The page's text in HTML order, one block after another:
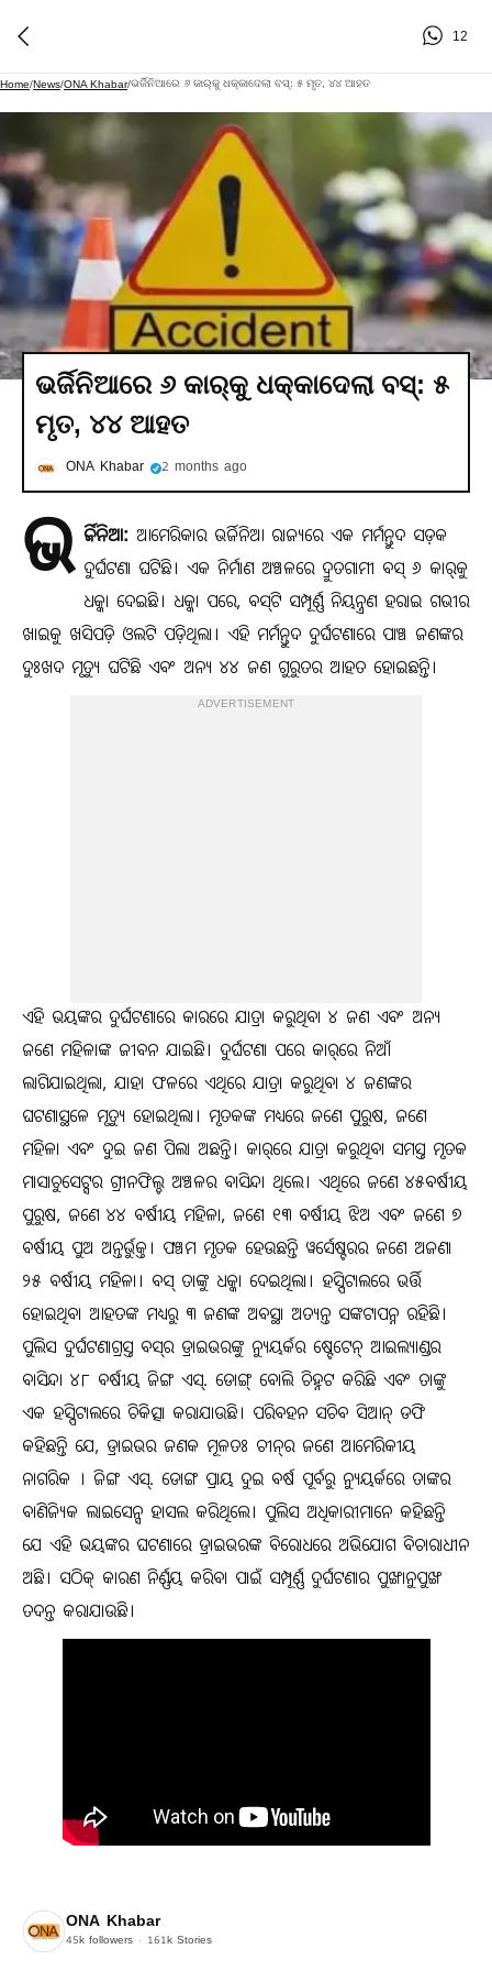
12
Home/News/ONA Khabar/ଭର୍ଜିନିଆରେ ୬ କାର୍‌କୁ ଧକ୍କାଦେଲା ବସ୍: ୫ ମୃତ, ୪୪ ଆହତ
ଭର୍ଜିନିଆରେ ୬ କାର୍‌କୁ ଧକ୍କାଦେଲା ବସ୍: ୫
ମୃତ, ୪୪ ଆହତ
ONA Khabar 2 months ago
ଭ ର୍ଜିନିଆ: ଆମେରିକାର ଭର୍ଜିନିଆ ରାଜ୍ୟରେ ଏକ ମର୍ମନ୍ତୁଦ ସଡ଼କ
ଦୁର୍ଘଟଣା ଘଟିଛି। ଏକ ନିର୍ମାଣ ଅଞ୍ଚଳରେ ଦ୍ରୁତଗାମୀ ବସ୍ ୬ କାର୍‌କୁ
ଧକ୍କା ଦେଇଛି। ଧକ୍କା ପରେ, ବସ୍‌ଟି ସମ୍ପୂର୍ଣ୍ଣ ନିୟନ୍ତ୍ରଣ ହରାଇ ଗଭୀର
ଖାଇକୁ ଖସିପଡ଼ି ଓଲଟି ପଡ଼ିଥିଲା। ଏହି ମର୍ମନ୍ତୁଦ ଦୁର୍ଘଟଣାରେ ପାଞ୍ଚ ଜଣଙ୍କର
ଦୁଃଖଦ ମୃତ୍ୟୁ ଘଟିଛି ଏବଂ ଅନ୍ୟ ୪୪ ଜଣ ଗୁରୁତର ଆହତ ହୋଇଛନ୍ତି।
ADVERTISEMENT
ଏହି ଭୟଙ୍କର ଦୁର୍ଘଟଣାରେ କାରରେ ଯାତ୍ରା କରୁଥିବା ୪ ଜଣ ଏବଂ ଅନ୍ୟ
ଜଣେ ମହିଳାଙ୍କ ଜୀବନ ଯାଇଛି। ଦୁର୍ଘଟଣା ପରେ କାର୍‌ରେ ନିଆଁ
ଲାଗିଯାଇଥିଲା, ଯାହା ଫଳରେ ଏଥିରେ ଯାତ୍ରା କରୁଥିବା ୪ ଜଣଙ୍କର
ଘଟଣାସ୍ଥଳେ ମୃତ୍ୟୁ ହୋଇଥିଲା। ମୃତକଙ୍କ ମଧ୍ୟରେ ଜଣେ ପୁରୁଷ, ଜଣେ
ମହିଳା ଏବଂ ଦୁଇ ଜଣ ପିଲା ଅଛନ୍ତି। କାର୍‌ରେ ଯାତ୍ରା କରୁଥିବା ସମସ୍ତ ମୃତକ
ମାସାଚୁସେଟ୍ସର ଗ୍ରୀନଫିଲ୍ଡ ଅଞ୍ଚଳର ବାସିନ୍ଦା ଥିଲେ। ଏଥିରେ ଜଣେ ୪୫ବର୍ଷୀୟ
ପୁରୁଷ, ଜଣେ ୪୪ ବର୍ଷୀୟ ମହିଳା, ଜଣେ ୧୩ ବର୍ଷୀୟ ଝିଅ ଏବଂ ଜଣେ ୭
ବର୍ଷୀୟ ପୁଅ ଅନ୍ତର୍ଭୁକ୍ତ। ପଞ୍ଚମ ମୃତକ ହେଉଛନ୍ତି ୱର୍ସେଷ୍ଟରର ଜଣେ ଅଜଣା
୨୫ ବର୍ଷୀୟ ମହିଳା। ବସ୍ ତାଙ୍କୁ ଧକ୍କା ଦେଇଥିଲା। ହସ୍ପିଟାଲରେ ଭର୍ତ୍ତି
ହୋଇଥିବା ଆହତଙ୍କ ମଧ୍ୟରୁ ୩ ଜଣଙ୍କ ଅବସ୍ଥା ଅତ୍ୟନ୍ତ ସଙ୍କଟାପନ୍ନ ରହିଛି।
ପୁଲିସ ଦୁର୍ଘଟଣାଗ୍ରସ୍ତ ବସ୍‌ର ଡ୍ରାଇଭରଙ୍କୁ ନ୍ୟୁୟର୍କର ଷ୍ଟେଟେନ୍ ଆଇଲ୍ୟାଣ୍ଡର
ବାସିନ୍ଦା ୪୮ ବର୍ଷୀୟ ଜିଙ୍ଗ ଏସ୍‌. ଡୋଙ୍ଗ୍ ବୋଲି ଚିହ୍ନଟ କରିଛି ଏବଂ ତାଙ୍କୁ
ଏକ ହସ୍ପିଟାଲରେ ଚିକିତ୍ସା କରାଯାଉଛି। ପରିବହନ ସଚିବ ସିଆନ୍‌ ଡଫି
କହିଛନ୍ତି ଯେ, ଡ୍ରାଇଭର ଜଣକ ମୂଳତଃ ଚୀନ୍‌ର ଜଣେ ଆମେରିକୀୟ
ନାଗରିକ । ଜିଙ୍ଗ ଏସ୍‌. ଡୋଙ୍ଗ ପ୍ରାୟ ଦୁଇ ବର୍ଷ ପୂର୍ବରୁ ନ୍ୟୁୟର୍କରେ ତାଙ୍କର
ବାଣିଜ୍ୟିକ ଲାଇସେନ୍ସ ହାସଲ କରିଥିଲେ। ପୁଲିସ ଅଧିକାରୀମାନେ କହିଛନ୍ତି
ଯେ ଏହି ଭୟଙ୍କର ଘଟଣାରେ ଡ୍ରାଇଭରଙ୍କ ବିରୋଧରେ ଅଭିଯୋଗ ବିଚାରାଧୀନ
ଅଛି। ସଠିକ୍ କାରଣ ନିର୍ଣ୍ଣୟ କରିବା ପାଇଁ ସମ୍ପୂର୍ଣ୍ଣ ଦୁର୍ଘଟଣାର ପୁଙ୍ଖାନୁପୁଙ୍ଖ
ତଦନ୍ତ କରାଯାଉଛି।
ONA Khabar
45k followers 161k Stories